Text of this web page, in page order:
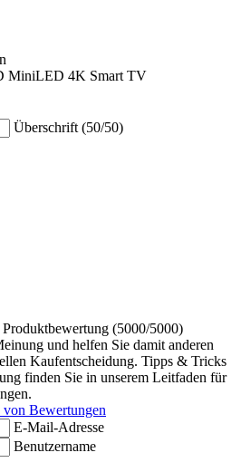
MiniLED 4K Smart TV
Überschrift (50/50)
Produktbewertung (5000/5000)
und helfen Sie damit anderen
Kaufentscheidung. Tipps & Tricks
finden Sie in unserem Leitfaden für
Bewertungen
E-Mail-Adresse
Benutzername